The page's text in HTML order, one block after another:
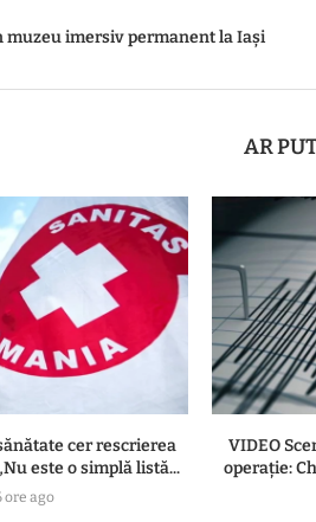
muzeu imersiv permanent la Iași
AR
cer rescrierea
este o simplă listă...
ore ago
VIDEO
operație: